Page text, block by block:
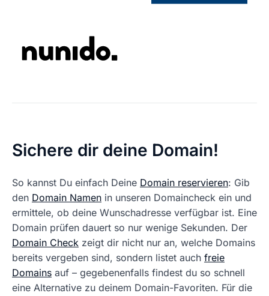
Sichere dir deine Domain!
So kannst Du einfach Deine Domain reservieren: Gib
den Domain Namen in unseren Domaincheck ein und
ermittele, ob deine Wunschadresse verfügbar ist. Eine
Domain prüfen dauert so nur wenige Sekunden. Der
Domain Check zeigt dir nicht nur an, welche Domains
bereits vergeben sind, sondern listet auch freie
Domains auf – gegebenenfalls findest du so schnell
eine Alternative zu deinem Domain-Favoriten. Für die